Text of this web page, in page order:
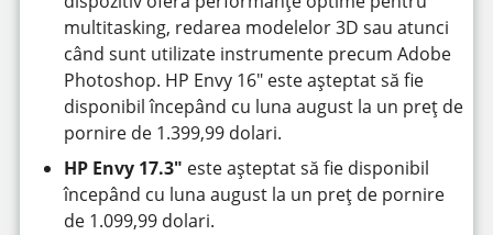
multitasking, redarea modelelor 3D sau atunci
când sunt utilizate instrumente precum Adobe
Photoshop. HP Envy 16″ este așteptat să fie
disponibil începând cu luna august la un preț de
pornire de 1.399,99 dolari.
HP Envy 17.3″ este așteptat să fie disponibil
începând cu luna august la un preț de pornire
de 1.099,99 dolari.